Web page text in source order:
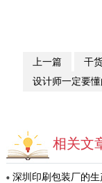
上一篇
干
设计师一定要
相关文
深圳印刷包装厂的